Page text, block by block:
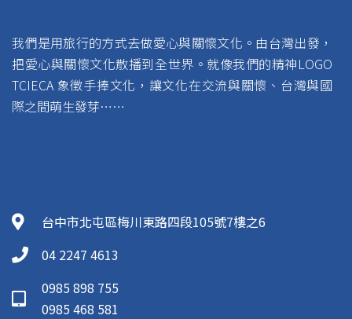
我們是用旅行的方式去做愛心與關懷文化。由台灣出發，
把愛心與關懷文化散播到全世界。就像我們的精神LOGO
TCIECA 象徵手捧文化，讓文化在交流與關懷、台灣與國
際之間萌生發芽……
台中市北屯區梅川東路四段105號7樓之6
04 2247 4613
0985 898 755
0985 468 581